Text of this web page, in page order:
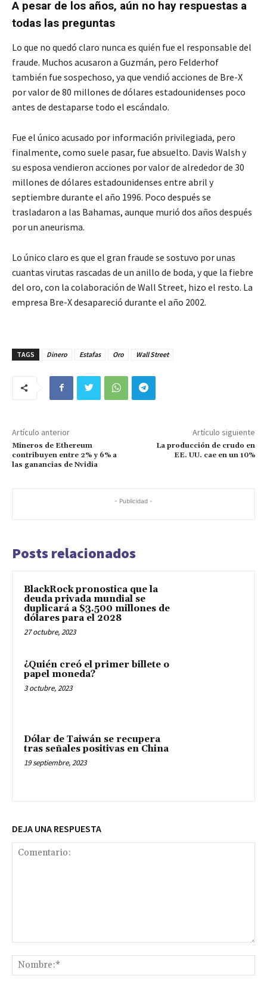
A pesar de los años, aún no hay respuestas a
todas las preguntas
Lo que no quedó claro nunca es quién fue el responsable del
fraude. Muchos acusaron a Guzmán, pero Felderhof
también fue sospechoso, ya que vendió acciones de Bre-X
por valor de 80 millones de dólares estadounidenses poco
antes de destaparse todo el escándalo.
Fue el único acusado por información privilegiada, pero
finalmente, como suele pasar, fue absuelto. Davis Walsh y
su esposa vendieron acciones por valor de alrededor de 30
millones de dólares estadounidenses entre abril y
septiembre durante el año 1996. Poco después se
trasladaron a las Bahamas, aunque murió dos años después
por un aneurisma.
Lo único claro es que el gran fraude se sostuvo por unas
cuantas virutas rascadas de un anillo de boda, y que la fiebre
del oro, con la colaboración de Wall Street, hizo el resto. La
empresa Bre-X desapareció durante el año 2002.
TAGS Dinero Estafas Oro Wall Street
Artículo anterior
Mineros de Ethereum
contribuyen entre 2% y 6% a
las ganancias de Nvidia
Artículo siguiente
La producción de crudo en
EE. UU. cae en un 10%
- Publicidad -
Posts relacionados
BlackRock pronostica que la
deuda privada mundial se
duplicará a $3.500 millones de
dólares para el 2028
27 octubre, 2023
¿Quién creó el primer billete o
papel moneda?
3 octubre, 2023
Dólar de Taiwán se recupera
tras señales positivas en China
19 septiembre, 2023
DEJA UNA RESPUESTA